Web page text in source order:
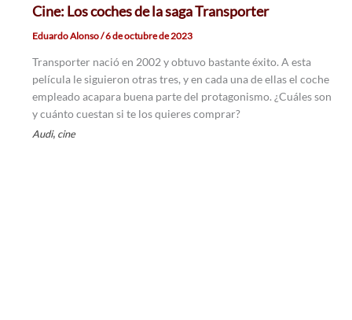
Cine: Los coches de la saga Transporter
Eduardo Alonso/6 de octubre de 2023
Transporter nació en 2002 y obtuvo bastante éxito. A esta
película le siguieron otras tres, y en cada una de ellas el coche
empleado acapara buena parte del protagonismo. ¿Cuáles son
y cuánto cuestan si te los quieres comprar?
Audi, cine